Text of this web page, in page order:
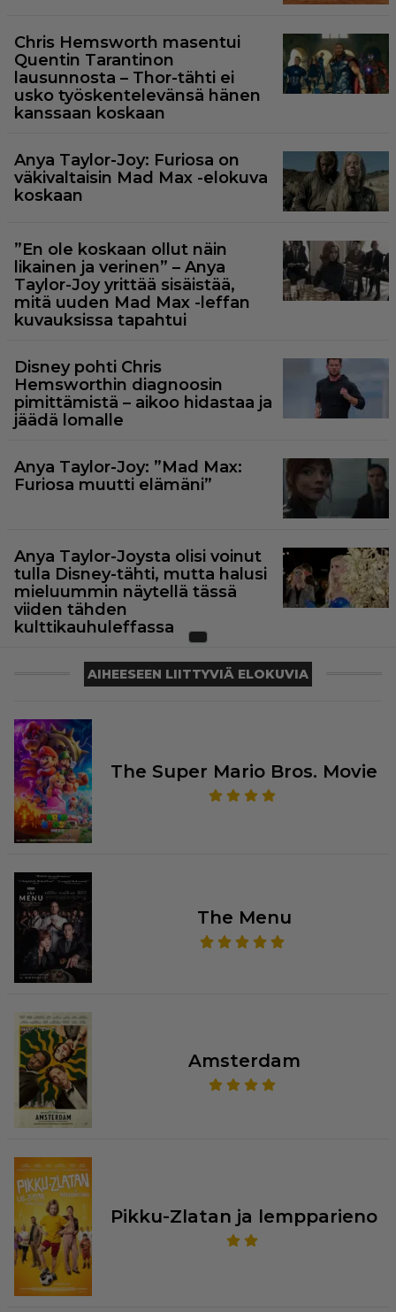
Chris Hemsworth masentui
Quentin Tarantinon
lausunnosta – Thor-tähti ei
usko työskentelevänsä hänen
kanssaan koskaan
Anya Taylor-Joy: Furiosa on
väkivaltaisin Mad Max -elokuva
koskaan
”En ole koskaan ollut näin
likainen ja verinen” – Anya
Taylor-Joy yrittää sisäistää,
mitä uuden Mad Max -leffan
kuvauksissa tapahtui
Disney pohti Chris
Hemsworthin diagnoosin
pimittämistä – aikoo hidastaa ja
jäädä lomalle
Anya Taylor-Joy: ”Mad Max:
Furiosa muutti elämäni”
Anya Taylor-Joysta olisi voinut
tulla Disney-tähti, mutta halusi
mieluummin näytellä tässä
viiden tähden
kulttikauhuleffassa
AIHEESEEN LIITTYVIÄ ELOKUVIA
The Super Mario Bros. Movie
The Menu
Amsterdam
Pikku-Zlatan ja lempparieno